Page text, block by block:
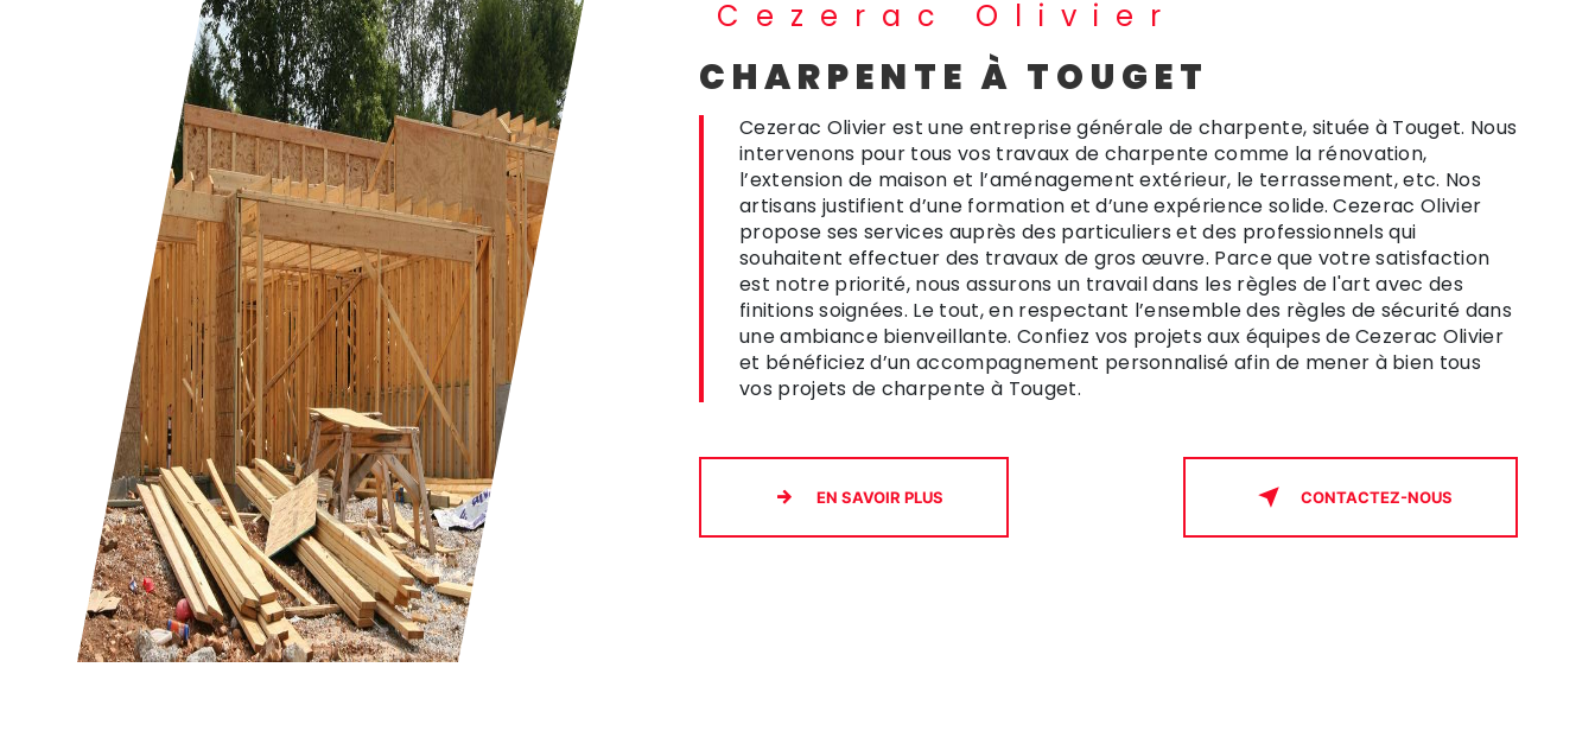
Cezerac Olivier
CHARPENTE À TOUGET
Cezerac Olivier est une entreprise générale de charpente, située à Touget. Nous
intervenons pour tous vos travaux de charpente comme la rénovation,
l’extension de maison et l’aménagement extérieur, le terrassement, etc. Nos
artisans justifient d’une formation et d’une expérience solide. Cezerac Olivier
propose ses services auprès des particuliers et des professionnels qui
souhaitent effectuer des travaux de gros œuvre. Parce que votre satisfaction
est notre priorité, nous assurons un travail dans les règles de l'art avec des
finitions soignées. Le tout, en respectant l’ensemble des règles de sécurité dans
une ambiance bienveillante. Confiez vos projets aux équipes de Cezerac Olivier
et bénéficiez d’un accompagnement personnalisé afin de mener à bien tous
vos projets de charpente à Touget.
EN SAVOIR PLUS CONTACTEZ-NOUS